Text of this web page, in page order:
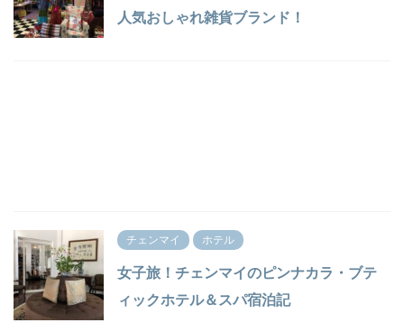
人気おしゃれ雑貨ブランド！
チェンマイ ホテル
女子旅！チェンマイのピンナカラ・ブテ
ィックホテル＆スパ宿泊記